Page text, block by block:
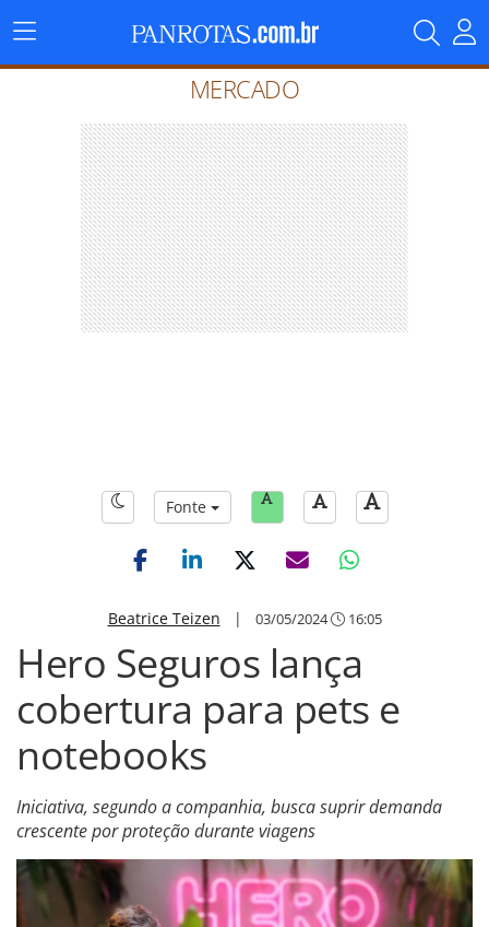
Menu
Principal
MERCADO
Fonte
Beatrice Teizen | 03/05/2024 16:05
Hero Seguros lança
cobertura para pets e
notebooks
Iniciativa, segundo a companhia, busca suprir demanda
crescente por proteção durante viagens